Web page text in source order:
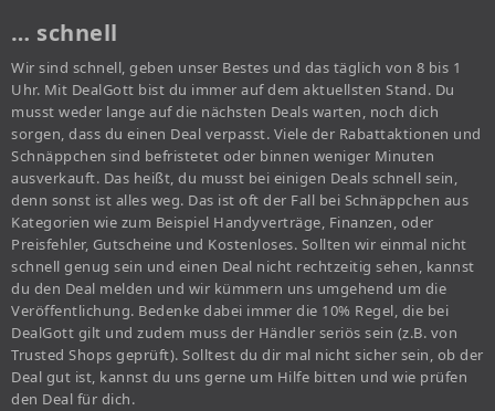
… schnell
Wir sind schnell, geben unser Bestes und das täglich von 8 bis 1
Uhr. Mit DealGott bist du immer auf dem aktuellsten Stand. Du
musst weder lange auf die nächsten Deals warten, noch dich
sorgen, dass du einen Deal verpasst. Viele der Rabattaktionen und
Schnäppchen sind befristetet oder binnen weniger Minuten
ausverkauft. Das heißt, du musst bei einigen Deals schnell sein,
denn sonst ist alles weg. Das ist oft der Fall bei Schnäppchen aus
Kategorien wie zum Beispiel Handyverträge, Finanzen, oder
Preisfehler, Gutscheine und Kostenloses. Sollten wir einmal nicht
schnell genug sein und einen Deal nicht rechtzeitig sehen, kannst
du den Deal melden und wir kümmern uns umgehend um die
Veröffentlichung. Bedenke dabei immer die 10% Regel, die bei
DealGott gilt und zudem muss der Händler seriös sein (z.B. von
Trusted Shops geprüft). Solltest du dir mal nicht sicher sein, ob der
Deal gut ist, kannst du uns gerne um Hilfe bitten und wie prüfen
den Deal für dich.